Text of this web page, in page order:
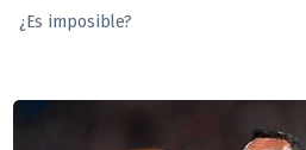
¿Es imposible?